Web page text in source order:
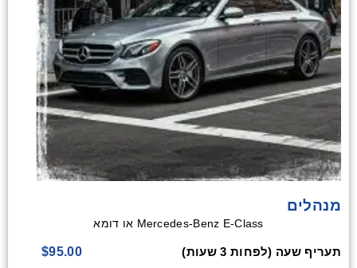
מנהלים
Mercedes-Benz E-Class או דומא
תעריף שעה (לפחות 3 שעות)
$95.00